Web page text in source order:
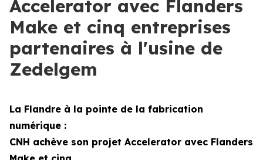
Accelerator avec Flanders
Make et cinq entreprises
partenaires à l'usine de
Zedelgem
La Flandre à la pointe de la fabrication
numérique :
CNH achève son projet Accelerator avec Flanders